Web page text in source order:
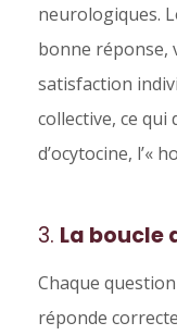
neurologiques.
bonne réponse,
satisfaction
collective, ce qui
d’ocytocine, l’«
3. La boucle
Chaque
réponde